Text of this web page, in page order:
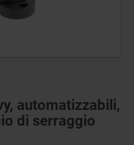
automatizzabili,
di serraggio